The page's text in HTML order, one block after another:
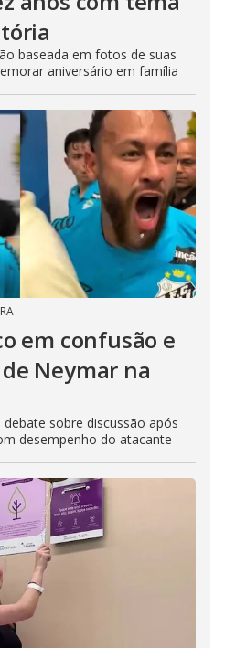
baseada em fotos de suas
aniversário em família
em confusão e
Neymar na
sobre discussão após
desempenho do atacante